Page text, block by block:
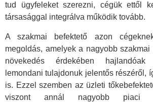
tud ügyfeleket szerezni, cégük ettől
társasággal integrálva működik tovább.
A szakmai befektető azon
megoldás, amelyek a nagyobb
növekedés érdekében
lemondani tulajdonuk jelentős részéről,
is. Ezzel szemben az üzleti
viszont annál nagyobb piaci